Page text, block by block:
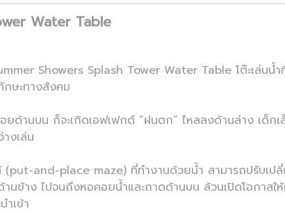
Water Table
Showers Splash Tower Water Table โต๊ะเล่น
กษะทางสังคม
ด้านบน ก็จะเกิดเอฟเฟกต์ “ฝนตก” ไหลลงด้านล่าง เด็ก
งเล่น
(put-and-place maze) ที่ทำงานด้วยน้ำ สามารถปรับเป
านข้าง ไปจนถึงหอคอยน้ำและถาดด้านบน ล้วนเปิดโอกาส
ำเข้า